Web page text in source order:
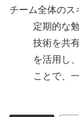
チーム全体のス
定期的な
技術を共
を活用し
ことで、